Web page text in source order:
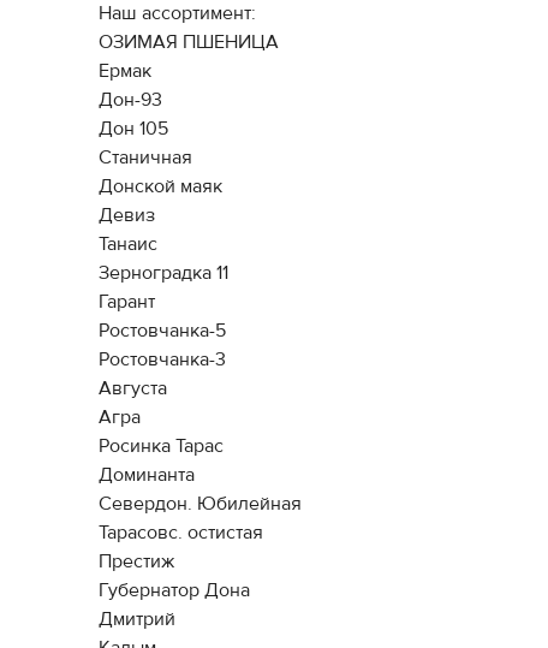
Наш ассортимент:
ОЗИМАЯ ПШЕНИЦА
Ермак
Дон-93
Дон 105
Станичная
Донской маяк
Девиз
Танаис
Зерноградка 11
Гарант
Ростовчанка-5
Ростовчанка-3
Августа
Агра
Росинка Тарас
Доминанта
Севердон. Юбилейная
Тарасовс. остистая
Престиж
Губернатор Дона
Дмитрий